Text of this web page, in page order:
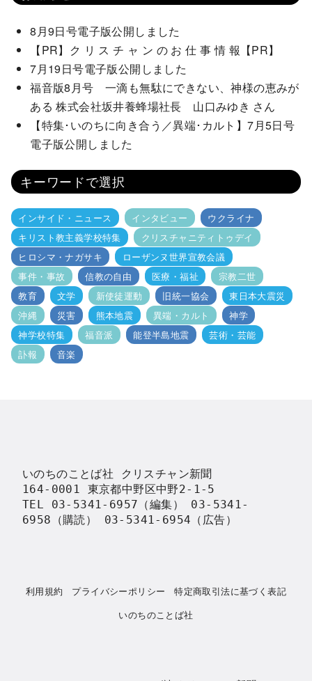
8月9日号電子版公開しました
【PR】ク リ ス チ ャ ン の お 仕 事 情 報【PR】
7月19日号電子版公開しました
福音版8月号 一滴も無駄にできない、神様の恵みが
ある 株式会社坂井養蜂場社長 山口みゆき さん
【特集･いのちに向き合う／異端･カルト】7月5日号
電子版公開しました
キーワードで選択
インサイド・ニュース インタビュー
ウクライナ
キリスト教主義学校特集
クリスチャニティトゥデイ
ヒロシマ・ナガサキ
ローザンヌ世界宣教会議
事件・事故
信教の自由 医療・福祉
宗教二世
教育
文学 新使徒運動 旧統一協会
東日本大震災
沖縄
災害 熊本地震 異端・カルト
神学
神学校特集
福音派 能登半島地震
芸術・芸能
訃報
音楽
いのちのことば社 クリスチャン新聞
164-0001 東京都中野区中野2-1-5
TEL 03-5341-6957（編集） 03-5341-
6958（購読） 03-5341-6954（広告）
利用規約 プライバシーポリシー
特定商取引法に基づく表記
いのちのことば社